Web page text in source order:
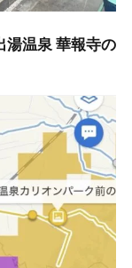
湯温泉 華報寺の